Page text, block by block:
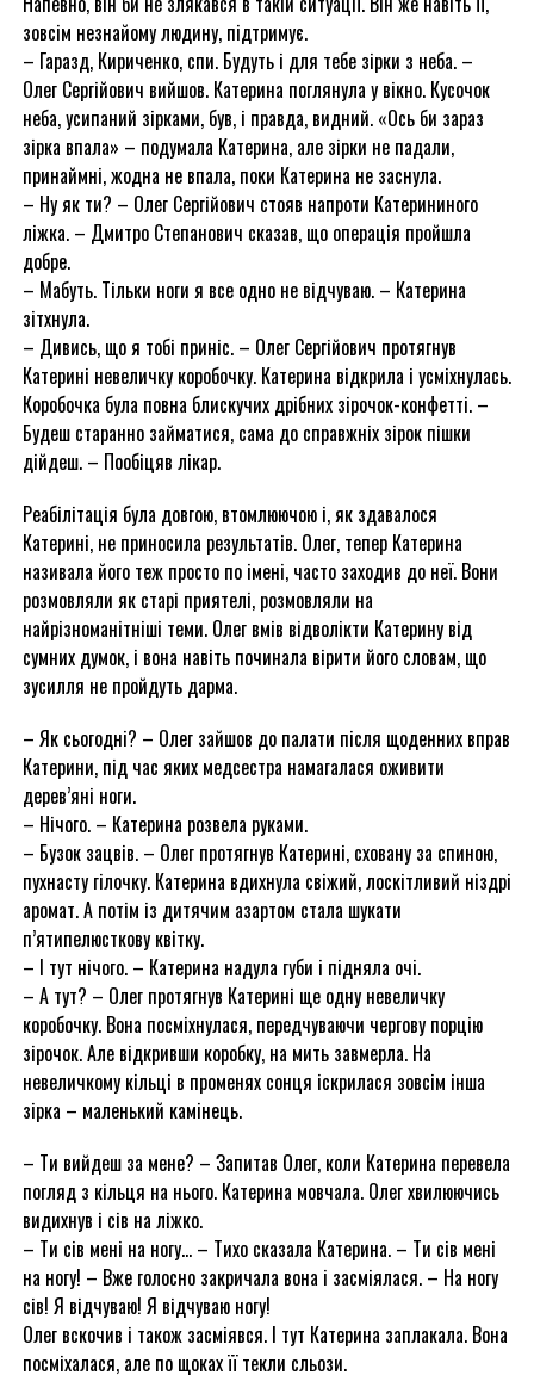
зовсім незнайому людину, підтримує.
– Гаразд, Кириченко, спи. Будуть і для тебе зірки з неба. –
Олег Сергійович вийшов. Катерина поглянула у вікно. Кусочок
неба, усипаний зірками, був, і правда, видний. «Ось би зараз
зірка впала» – подумала Катерина, але зірки не падали,
принаймні, жодна не впала, поки Катерина не заснула.
– Ну як ти? – Олег Сергійович стояв напроти Катерининого
ліжка. – Дмитро Степанович сказав, що операція пройшла
добре.
– Мабуть. Тільки ноги я все одно не відчуваю. – Катерина
зітхнула.
– Дивись, що я тобі приніс. – Олег Сергійович протягнув
Катерині невеличку коробочку. Катерина відкрила і усміхнулась.
Коробочка була повна блискучих дрібних зірочок-конфетті. –
Будеш старанно займатися, сама до справжніх зірок пішки
дійдеш. – Пообіцяв лікар.
Реабілітація була довгою, втомлюючою і, як здавалося
Катерині, не приносила результатів. Олег, тепер Катерина
називала його теж просто по імені, часто заходив до неї. Вони
розмовляли як старі приятелі, розмовляли на
найрізноманітніші теми. Олег вмів відволікти Катерину від
сумних думок, і вона навіть починала вірити його словам, що
зусилля не пройдуть дарма.
– Як сьогодні? – Олег зайшов до палати після щоденних вправ
Катерини, під час яких медсестра намагалася оживити
дерев’яні ноги.
– Нічого. – Катерина розвела руками.
– Бузок зацвів. – Олег протягнув Катерині, сховану за спиною,
пухнасту гілочку. Катерина вдихнула свіжий, лоскітливий ніздрі
аромат. А потім із дитячим азартом стала шукати
п’ятипелюсткову квітку.
– І тут нічого. – Катерина надула губи і підняла очі.
– А тут? – Олег протягнув Катерині ще одну невеличку
коробочку. Вона посміхнулася, передчуваючи чергову порцію
зірочок. Але відкривши коробку, на мить завмерла. На
невеличкому кільці в променях сонця іскрилася зовсім інша
зірка – маленький камінець.
– Ти вийдеш за мене? – Запитав Олег, коли Катерина перевела
погляд з кільця на нього. Катерина мовчала. Олег хвилюючись
видихнув і сів на ліжко.
– Ти сів мені на ногу… – Тихо сказала Катерина. – Ти сів мені
на ногу! – Вже голосно закричала вона і засміялася. – На ногу
сів! Я відчуваю! Я відчуваю ногу!
Олег вскочив і також засміявся. І тут Катерина заплакала. Вона
посміхалася, але по щоках її текли сльози.